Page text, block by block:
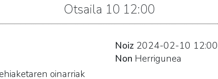
Otsaila 10 12:00
Noiz 2024-02-10 12:00
Non Herrigunea
oinarriak